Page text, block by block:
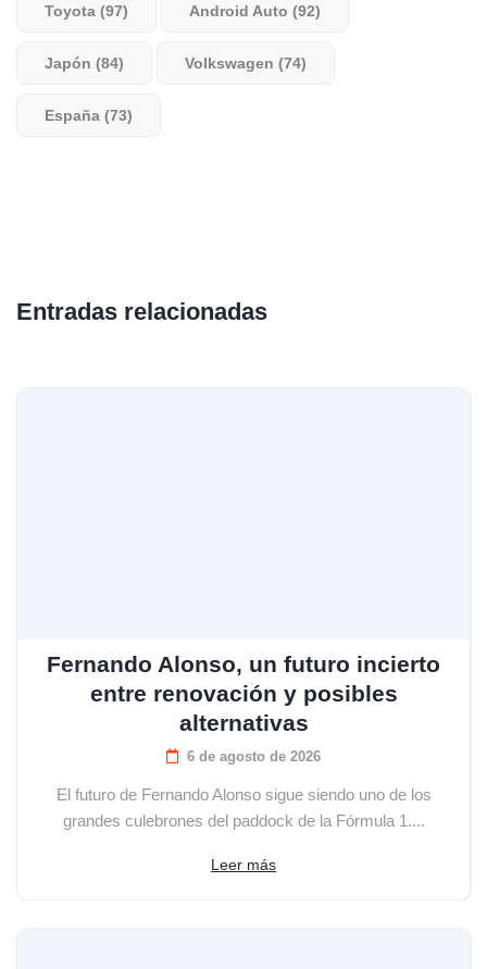
Toyota (97) Android Auto (92)
Japón (84) Volkswagen (74)
España (73)
Entradas relacionadas
Fernando Alonso, un futuro incierto
entre renovación y posibles
alternativas
6 de agosto de 2026
El futuro de Fernando Alonso sigue siendo uno de los
grandes culebrones del paddock de la Fórmula 1....
Leer más